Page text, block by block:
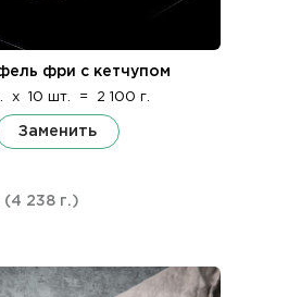
фри с кетчупом
x 10 шт. = 2 100 г.
Заменить
(4 238 г.)